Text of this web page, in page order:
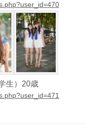
生）20歳